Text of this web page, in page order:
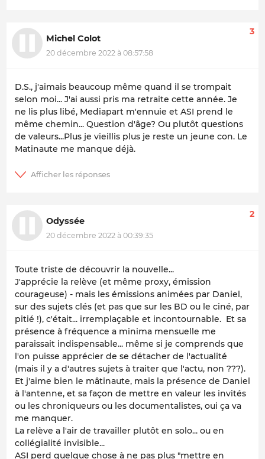
Michel Colot
20 décembre 2022 à 08:57:58
3
D.S., j'aimais beaucoup même quand il se trompait
selon moi... J'ai aussi pris ma retraite cette année. Je
ne lis plus libé, Mediapart m'ennuie et ASI prend le
même chemin... Question d'âge? Ou plutôt questions
de valeurs...Plus je vieillis plus je reste un jeune con. Le
Matinaute me manque déjà.
Odyssée
20 décembre 2022 à 00:39:35
2
Toute triste de découvrir la nouvelle...
J'apprécie la relève (et même proxy, émission
courageuse) - mais les émissions animées par Daniel,
sur des sujets clés (et pas que sur les BD ou le ciné, par
pitié !), c'était... irremplaçable et incontournable. Et sa
présence à fréquence a minima mensuelle me
paraissait indispensable... même si je comprends que
l'on puisse apprécier de se détacher de l'actualité
(mais il y a d'autres sujets à traiter que l'actu, non ???).
Et j'aime bien le mâtinaute, mais la présence de Daniel
à l'antenne, et sa façon de mettre en valeur les invités
ou les chroniqueurs ou les documentalistes, oui ça va
me manquer.
La relève a l'air de travailler plutôt en solo... ou en
collégialité invisible...
ASI perd quelque chose à ne pas plus "mettre en